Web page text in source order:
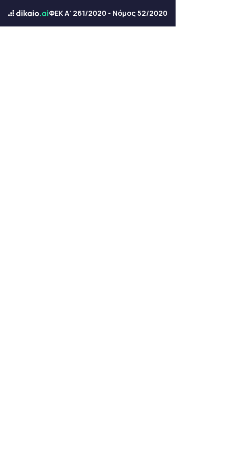
ΦΕΚ Α' 261/2020 - Νόμος 52/2020